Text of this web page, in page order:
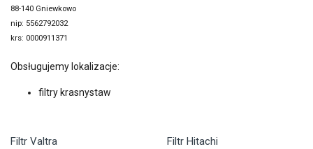
88-140 Gniewkowo
nip: 5562792032
krs: 0000911371
Obsługujemy lokalizacje:
filtry krasnystaw
Filtr Valtra Filtr Hitachi